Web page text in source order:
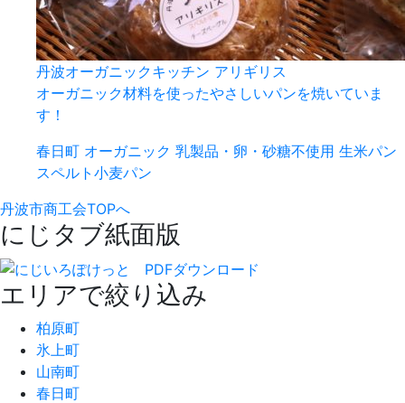
丹波オーガニックキッチン アリギリス
オーガニック材料を使ったやさしいパンを焼いていま
す！
春日町 オーガニック 乳製品・卵・砂糖不使用 生米パン
スペルト小麦パン
丹波市商工会TOPへ
にじタブ紙面版
エリアで絞り込み
柏原町
氷上町
山南町
春日町